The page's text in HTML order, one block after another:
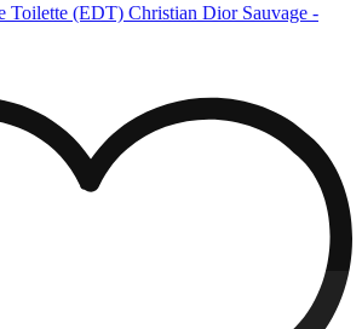
Toilette (EDT) Christian Dior Sauvage -